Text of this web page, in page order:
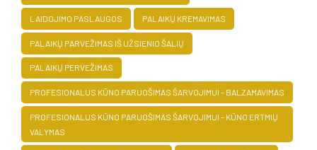
LAIDOJIMO PASLAUGOS PALAIKŲ KREMAVIMAS
PALAIKŲ PARVEŽIMAS IŠ UŽSIENIO ŠALIŲ
PALAIKŲ PERVEŽIMAS
PROFESIONALUS KŪNO PARUOŠIMAS ŠARVOJIMUI – BALZAMAVIMAS
PROFESIONALUS KŪNO PARUOŠIMAS ŠARVOJIMUI – KŪNO ERTMIŲ
VALYMAS